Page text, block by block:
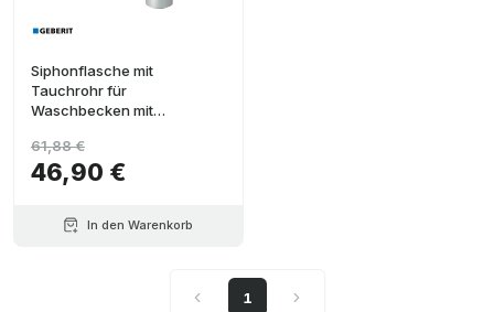
Siphonflasche mit
Tauchrohr für
Waschbecken mit
Durchmesser 32mm
46,90 €
61,88 €
In den Warenkorb
1